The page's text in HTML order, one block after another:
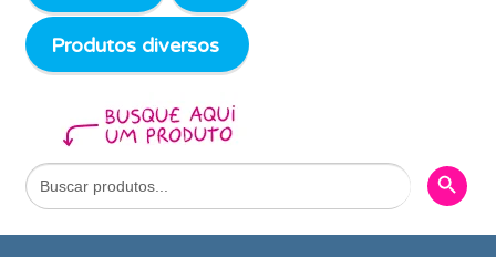
Produtos diversos
Search
for:
Search